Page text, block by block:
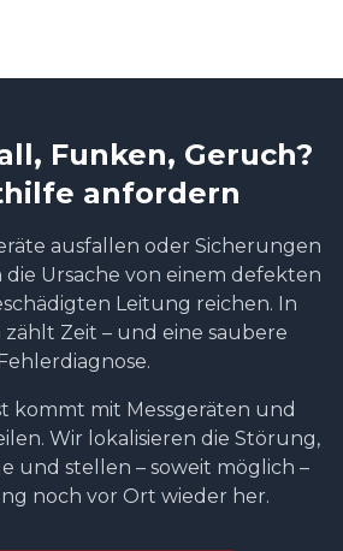
Funken, Geruch?
anfordern
ausfallen oder Sicherungen
Ursache von einem defekten
Leitung reichen. In
Zeit – und eine saubere
kommt mit Messgeräten und
Wir lokalisieren die Störung,
und stellen – soweit möglich –
noch vor Ort wieder her.